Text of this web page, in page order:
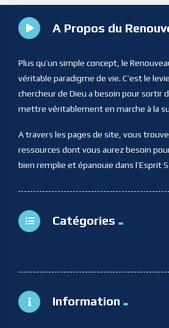
A Propos du
Plus qu’un simple concept, le
véritable paradigme de vie. C’est le
chercheur de Dieu a besoin pour sortir
mettre véritablement en marche à la
A travers les pages de site, vous
ressources dont vous aurez besoin
bien remplie et épanouie dans l’Esprit
Catégories
Information